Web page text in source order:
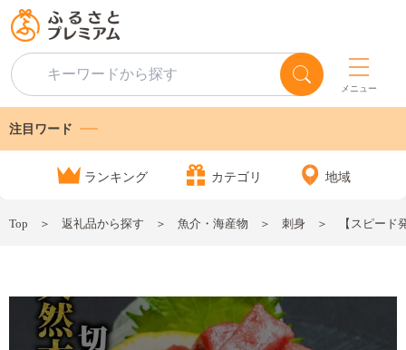
メニュー
注目ワード
ランキング カテゴリ 地域
Top 返礼品から探す 魚介・海産物 刺身 【スピー